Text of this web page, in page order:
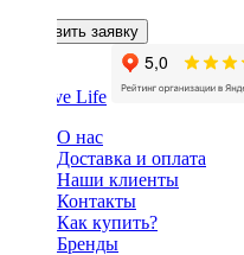
Оставить заявку
О нас
Доставка и оплата
Наши клиенты
Контакты
Как купить?
Бренды